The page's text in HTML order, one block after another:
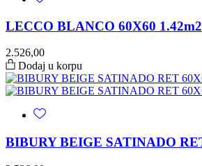
LECCO BLANCO 60X60 1.42m2
2.526,00
Dodaj u korpu
BIBURY BEIGE SATINADO